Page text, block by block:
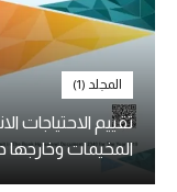
المجلد (1)
تقييم الاحتياجات
المخيمات وخارجها